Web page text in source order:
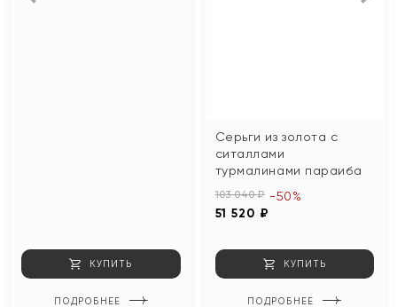
КУПИТЬ
ПОДРОБНЕЕ
Серьги из золота с
ситаллами
турмалинами параиба
103 040 ₽
51 520 ₽
-50%
КУПИТЬ
ПОДРОБНЕЕ